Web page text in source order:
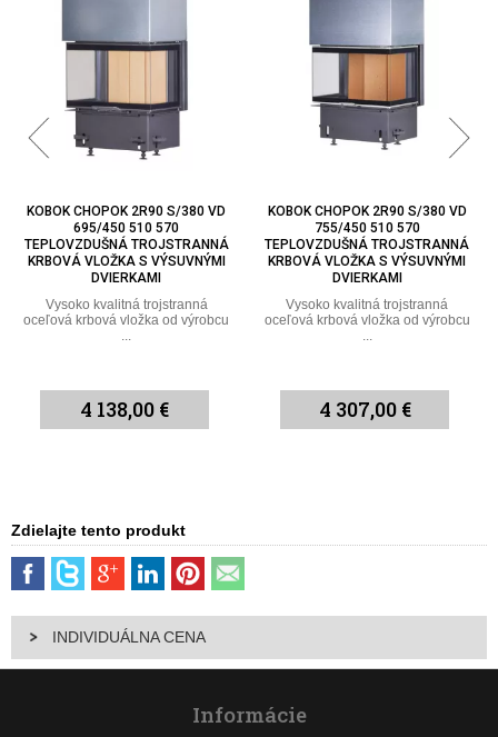
KOBOK CHOPOK 2R90 S/380 VD
695/450 510 570
TEPLOVZDUŠNÁ TROJSTRANNÁ
KRBOVÁ VLOŽKA S VÝSUVNÝMI
DVIERKAMI
Vysoko kvalitná trojstranná
oceľová krbová vložka od výrobcu
...
4 138,00 €
KOBOK CHOPOK 2R90 S/380 VD
755/450 510 570
TEPLOVZDUŠNÁ TROJSTRANNÁ
KRBOVÁ VLOŽKA S VÝSUVNÝMI
DVIERKAMI
Vysoko kvalitná trojstranná
oceľová krbová vložka od výrobcu
...
4 307,00 €
Zdielajte tento produkt
INDIVIDUÁLNA CENA
Informácie